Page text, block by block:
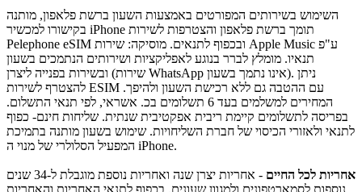
השימוש בשירותים המפורטים באמצעות השעון ברשת פלאפון, מותנה
בקישורו למכשיר iPhone תומך ברשת פלאפון והצטרפות לשירות
Pelephone eSIM ובכפוף לתנאים. מוסיקה: שירות Apple Music ע"פ
תנאיו. מומלץ לברר בנוגע לאפליקציות ושירותים הנתמכים בשעון
ובשירות בפנייה ליצרן (שירות WhatsApp אינו נתמך בשעון). ניתן
להצטרף לשירות ESIM עם ההטבה גם ללא רכישת השעון ולהיפך.
המחירים למשלמים בעד 6 תשלומים בכ. אשראי, לפי תנאי התשלום.
בפריסה לתשלומים קיימת ריבית אפקטיבית שנתית. שליחות חינם- כפוף
לתנאי ולאזורי הכיסוי של חברת השליחויות. שימוש בשעון מותנה בתמיכת
המפעיל הסלולרי של מנוי ה iPhone.
אחריות לכל החיים
- אחריות יצרן שנה ואחריות נוספת מוגבלת ל-34 שנים